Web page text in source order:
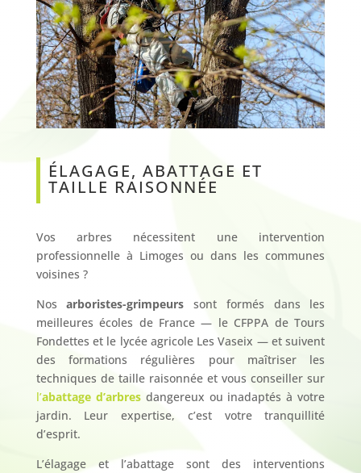
ÉLAGAGE, ABATTAGE ET
TAILLE RAISONNÉE
Vos arbres nécessitent une intervention
professionnelle à Limoges ou dans les communes
voisines ?
Nosarboristes-grimpeurs sont formés dans les
meilleures écoles de France — le CFPPA de Tours
Fondettes et le lycée agricole Les Vaseix — et suivent
des formations régulières pour maîtriser les
techniques de taille raisonnée et vous conseiller sur
l’abattage d’arbresdangereux ou inadaptés à votre
jardin. Leur expertise, c’est votre tranquillité
d’esprit.
L’élagage et l’abattage sont des interventions